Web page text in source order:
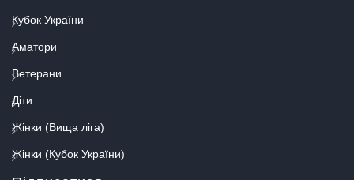
Кубок України
Аматори
Ветерани
Діти
Жінки (Вища ліга)
Жінки (Кубок України)